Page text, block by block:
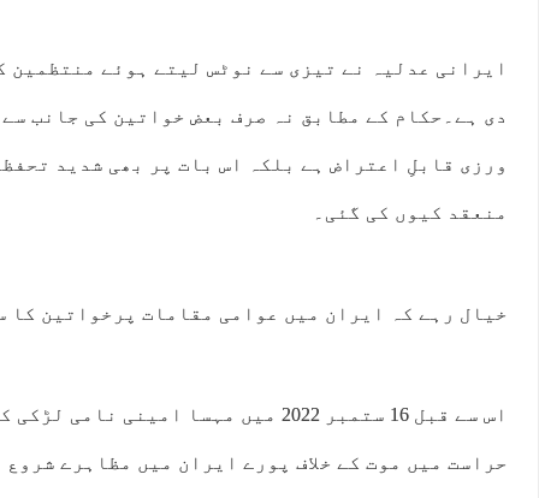
ایرانی عدلیہ نے تیزی سے نوٹس لیتے ہوئے منتظمین
دی ہے۔حکام کے مطابق نہ صرف بعض خواتین کی جانب سے
ورزی قابلِ اعتراض ہے بلکہ اس بات پر بھی شدید
منعقد کیوں کی گئی۔
خیال رہے کہ ایران میں عوامی مقامات پرخواتین کا
اس سے قبل 16 ستمبر 2022 میں مہسا
حراست میں موت کے خلاف پورے ایران میں مظاہرے